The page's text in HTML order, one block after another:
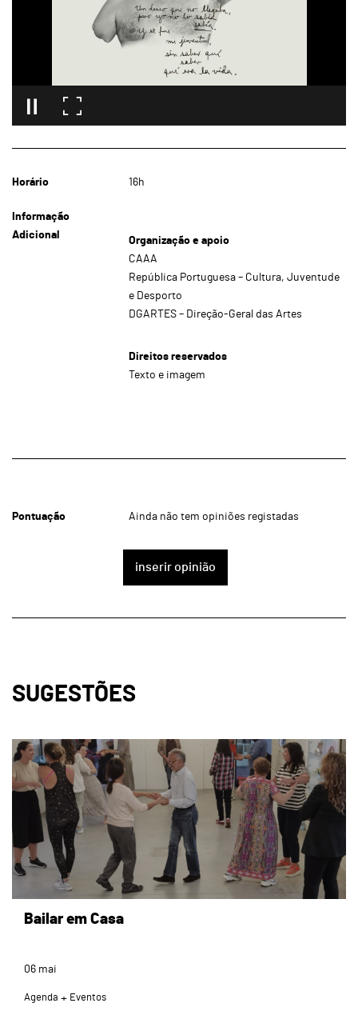
Horário 16h
Informação
Adicional
Organização e apoio
CAAA
República Portuguesa – Cultura, Juventude
e Desporto
DGARTES – Direção-Geral das Artes
Direitos reservados
Texto e imagem
Pontuação Ainda não tem opiniões registadas
inserir opinião
SUGESTÕES
page
Bailar em Casa
06 mai
Agenda Eventos